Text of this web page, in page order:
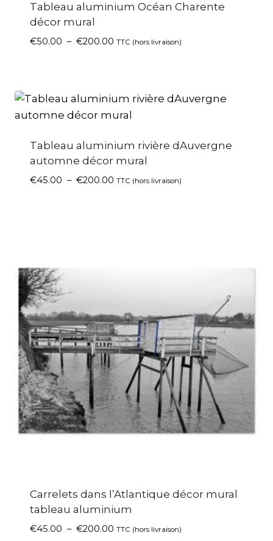
Tableau aluminium Océan Charente
décor mural
€50.00 – €200.00 TTC (hors livraison)
Tableau aluminium rivière dAuvergne
automne décor mural
€45.00 – €200.00 TTC (hors livraison)
Carrelets dans l’Atlantique décor mural
tableau aluminium
€45.00 – €200.00 TTC (hors livraison)